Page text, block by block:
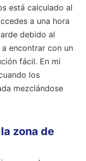
está calculado al
a una hora
debido al
encontrar con un
fácil. En mi
los
mezclándose
zona de